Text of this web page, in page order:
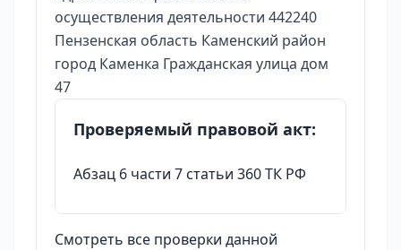
осуществления деятельности 442240
Пензенская область Каменский район
город Каменка Гражданская улица дом
47
Проверяемый правовой акт:
Абзац 6 части 7 статьи 360 ТК РФ
Смотреть все проверки данной